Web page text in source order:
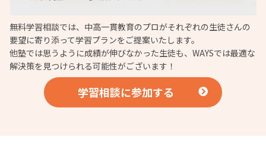
無料学習相談では、中高一貫教育のプロがそれぞれの生徒さんの
要望に寄り添って学習プランをご提案いたします。
他塾では思うように成績が伸びなかった生徒も、WAYSでは最適な
解決策を見つけられる可能性がございます！
学習相談に参加する